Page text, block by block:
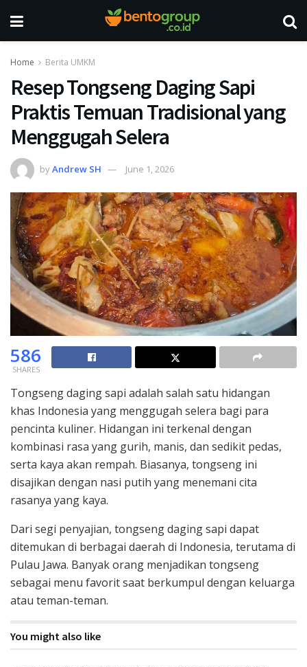
Home Berita UMKM
Resep Tongseng Daging Sapi
Praktis Temuan Tradisional yang
Menggugah Selera
byAndrew SH June 1, 2026
586
SHARES
Tongseng daging sapi adalah salah satu hidangan
khas Indonesia yang menggugah selera bagi para
pencinta kuliner. Hidangan ini terkenal dengan
kombinasi rasa yang gurih, manis, dan sedikit pedas,
serta kaya akan rempah. Biasanya, tongseng ini
disajikan dengan nasi putih yang menemani cita
rasanya yang kaya.
Dari segi penyajian, tongseng daging sapi dapat
ditemukan di berbagai daerah di Indonesia, terutama di
Pulau Jawa. Banyak orang menjadikan tongseng
sebagai menu favorit saat berkumpul dengan keluarga
atau teman-teman.
You might also like